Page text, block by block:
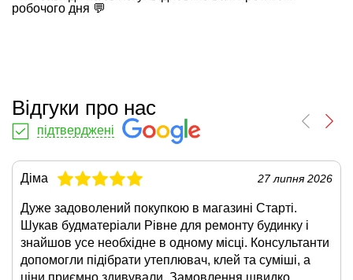
робочого дня 💬
Відгуки про нас
підтверджені
Діма 27 липня 2026
Дуже задоволений покупкою в магазині Старті.
Шукав будматеріали Рівне для ремонту будинку і
знайшов усе необхідне в одному місці. Консультанти
допомогли підібрати утеплювач, клей та суміші, а
ціни приємно здивували. Замовлення швидко